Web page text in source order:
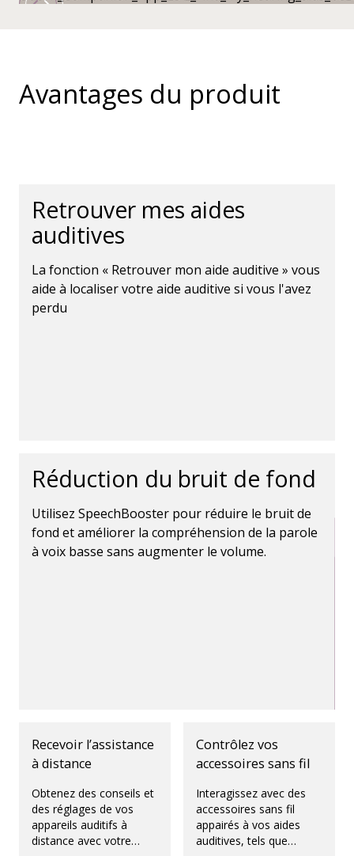
Avantages du produit
Retrouver mes aides
auditives
La fonction « Retrouver mon aide auditive » vous
aide à localiser votre aide auditive si vous l'avez
perdu
Réduction du bruit de fond
Utilisez SpeechBooster pour réduire le bruit de
fond et améliorer la compréhension de la parole
à voix basse sans augmenter le volume.
Recevoir l’assistance
à distance
Obtenez des conseils et
des réglages de vos
appareils auditifs à
distance avec votre
Contrôlez vos
accessoires sans fil
Interagissez avec des
accessoires sans fil
appairés à vos aides
auditives, tels que